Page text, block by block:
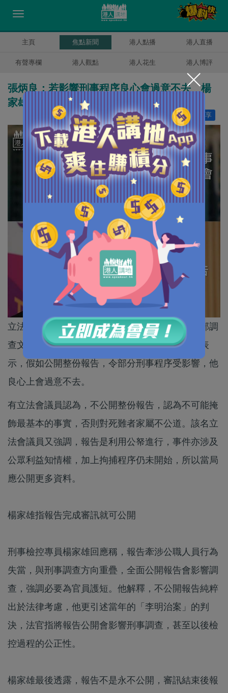
主頁 焦點新聞 港人點播 港人直播
有聲專欄 港人觀點 港人花生 港人博評
張炳良：若影響刑事程序良心會過意不去 楊
家雄：完成審訊報告可公開
分享
讚好 0
立法會經濟事務委員會討論政府就南丫海難的內部調
查文件，對於未能公開整份報告的內容，張炳良表
示，假如公開整份報告，令部分刑事程序受影響，他
良心上會過意不去。
有立法會議員認為，不公開整份報告，認為不可能掩
飾最基本的事實，否則對死難者家屬不公道。該名立
法會議員又強調，報告是利用公帑進行，事件亦涉及
公眾利益知情權，加上拘捕程序仍未開始，所以當局
應公開更多資料。
楊家雄指報告完成審訊就可公開
刑事檢控專員楊家雄回應稱，報告牽涉公職人員行為
失當，與刑事調查方向重疊，全面公開報告會影響調
查，強調必要為官員護短。他解釋，不公開報告純粹
出於法律考慮，他更引述當年的「李明治案」的判
決，法官指將報告公開會影響刑事調查，甚至以後檢
控過程的公正性。
楊家雄最後透露，報告不是永不公開，審訊結束後報